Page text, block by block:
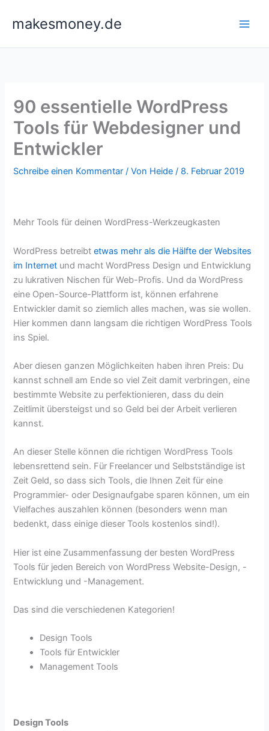
Inhaltmakesmoney.de
90 essentielle WordPress
Tools für Webdesigner und
Entwickler
Schreibe einen Kommentar / Von Heide/ 8. Februar 2019
Mehr Tools für deinen WordPress-Werkzeugkasten
WordPress betreibtetwas mehr als die Hälfte der Websites
im Internet und macht WordPress Design und Entwicklung
zu lukrativen Nischen für Web-Profis. Und da WordPress
eine Open-Source-Plattform ist, können erfahrene
Entwickler damit so ziemlich alles machen, was sie wollen.
Hier kommen dann langsam die richtigen WordPress Tools
ins Spiel.
Aber diesen ganzen Möglichkeiten haben ihren Preis: Du
kannst schnell am Ende so viel Zeit damit verbringen, eine
bestimmte Website zu perfektionieren, dass du dein
Zeitlimit übersteigst und so Geld bei der Arbeit verlieren
kannst.
An dieser Stelle können die richtigen WordPress Tools
lebensrettend sein. Für Freelancer und Selbstständige ist
Zeit Geld, so dass sich Tools, die Ihnen Zeit für eine
Programmier- oder Designaufgabe sparen können, um ein
Vielfaches auszahlen können (besonders wenn man
bedenkt, dass einige dieser Tools kostenlos sind!).
Hier ist eine Zusammenfassung der besten WordPress
Tools für jeden Bereich von WordPress Website-Design, -
Entwicklung und -Management.
Das sind die verschiedenen Kategorien!
Design Tools
Tools für Entwickler
Management Tools
Design Tools